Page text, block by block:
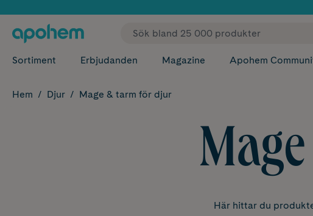
✓ Fri frakt
Sortiment Erbjudanden Magazine Apohem
Hem Djur Mage & tarm för djur
Här hittar du